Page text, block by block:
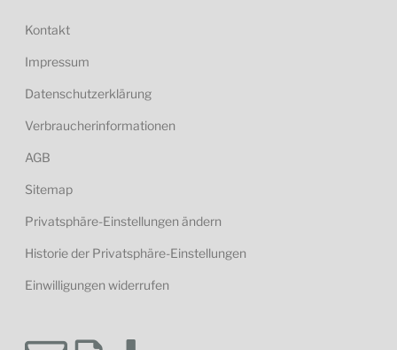
Kontakt
Impressum
Datenschutzerklärung
Verbraucherinformationen
AGB
Sitemap
Privatsphäre-Einstellungen ändern
Historie der Privatsphäre-Einstellungen
Einwilligungen widerrufen